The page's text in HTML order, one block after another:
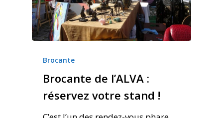
Brocante
Brocante de l’ALVA :
réservez votre stand !